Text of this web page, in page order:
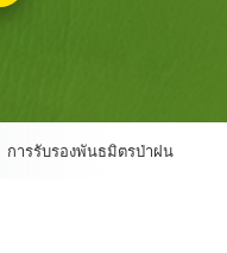
การรับรองพันธมิตรป่าฝน